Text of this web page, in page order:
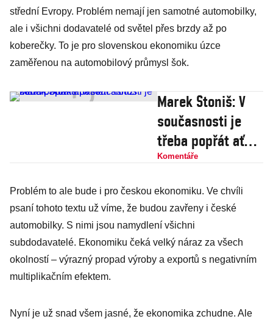
střední Evropy. Problém nemají jen samotné automobilky,
ale i všichni dodavatelé od světel přes brzdy až po
koberečky. To je pro slovenskou ekonomiku úzce
zaměřenou na automobilový průmysl šok.
Marek Stoniš: V
současnosti je
třeba popřát ať
všem slouží
paměť
Komentáře
Problém to ale bude i pro českou ekonomiku. Ve chvíli
psaní tohoto textu už víme, že budou zavřeny i české
automobilky. S nimi jsou namydlení všichni
subdodavatelé. Ekonomiku čeká velký náraz za všech
okolností – výrazný propad výroby a exportů s negativním
multiplikačním efektem.
Nyní je už snad všem jasné, že ekonomika zchudne. Ale